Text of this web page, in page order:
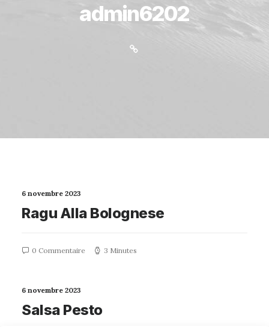
admin6202
6 novembre 2023
Ragu Alla Bolognese
0 Commentaire 3 Minutes
6 novembre 2023
Salsa Pesto